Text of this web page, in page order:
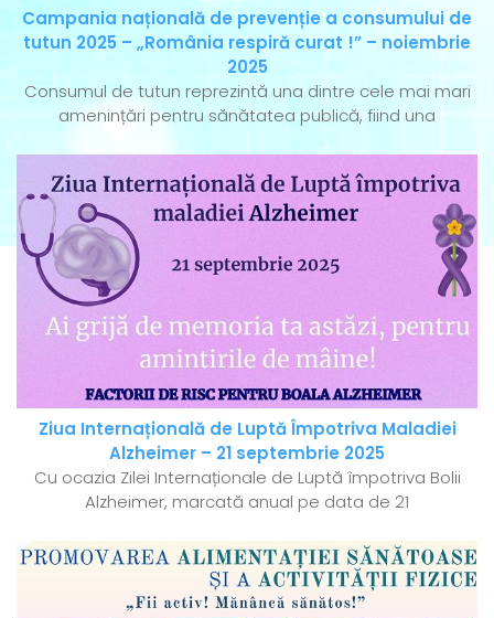
Campania națională de prevenție a consumului de
tutun 2025 – „România respiră curat !” – noiembrie
2025
Consumul de tutun reprezintă una dintre cele mai mari
amenințări pentru sănătatea publică, fiind una
Ziua Internațională de Luptă Împotriva Maladiei
Alzheimer – 21 septembrie 2025
Cu ocazia Zilei Internaționale de Luptă împotriva Bolii
Alzheimer, marcată anual pe data de 21